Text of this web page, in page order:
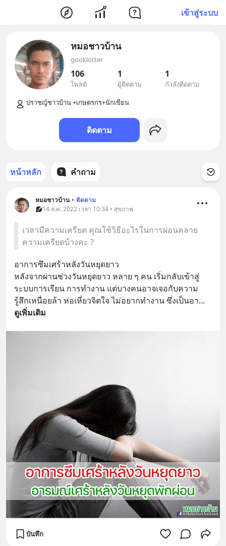
เข้าสู่ระบบ
หมอชาวบ้าน
gooklotter
106
โพสต์
1
ผู้ติดตาม
1
กำลังติดตาม
ติดตาม
หน้าหลัก คำถาม
หมอชาวบ้าน • ติดตาม
14 ส.ค. 2022 เวลา 10:34 • สุขภาพ
เวลามีความเครียด คุณใช้วิธีอะไรในการผ่อนคลาย
ความเครียดบ้างคะ ?
อาการซึมเศร้าหลังวันหยุดยาว
หลังจากผ่านช่วงวันหยุดยาว หลาย ๆ คน เริ่มกลับเข้าสู่
ระบบการเรียน การทำงาน แต่บางคนอาจเจอกับความ
รู้สึกเหนื่อยล้า ห่อเหี่ยวจิตใจ ไม่อยากทำงาน ซึ่งเป็นอา...
ดูเพิ่มเติม
บันทึก